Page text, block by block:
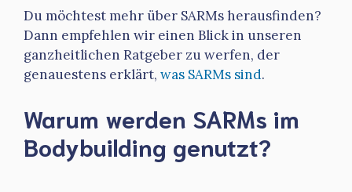
Du möchtest mehr über SARMs herausfinden?
Dann empfehlen wir einen Blick in unseren
ganzheitlichen Ratgeber zu werfen, der
genauestens erklärt, was SARMs sind.
Warum werden SARMs im
Bodybuilding genutzt?